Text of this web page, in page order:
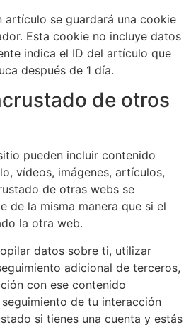
artículo se guardará una cookie
Esta cookie no incluye datos
indica el ID del artículo que
después de 1 día.
de otros
pueden incluir contenido
vídeos, imágenes, artículos,
de otras webs se
de la misma manera que si el
la otra web.
datos sobre ti, utilizar
adicional de terceros,
con ese contenido
de tu interacción
si tienes una cuenta y estás